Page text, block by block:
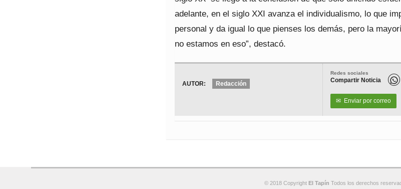
adelante, en el siglo XXI avanza el individualismo, lo que
personal y da igual lo que pienses los demás, pero la
no estamos en eso”, destacó.
Redes sociales
Compartir Noticia
✉ Enviar por correo
AUTOR: Redacción
© 2018 Copyright El Tapín Todos los derechos